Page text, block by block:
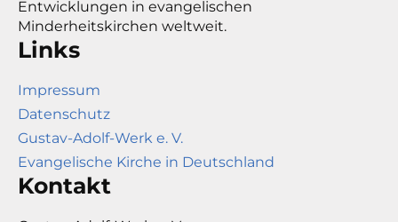
Entwicklungen in evangelischen
Minderheitskirchen weltweit.
Links
Impressum
Datenschutz
Gustav-Adolf-Werk e. V.
Evangelische Kirche in Deutschland
Kontakt